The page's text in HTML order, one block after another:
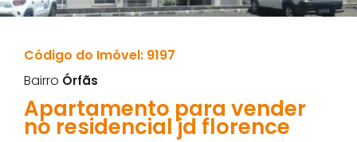
Código do Imóvel: 9197
Bairro Órfãs
Apartamento para vender
no residencial jd florence